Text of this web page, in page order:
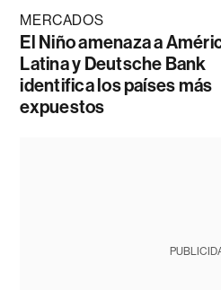
MERCADOS
El Niño amenaza a
Latina y Deutsche Bank
identifica los países más
expuestos